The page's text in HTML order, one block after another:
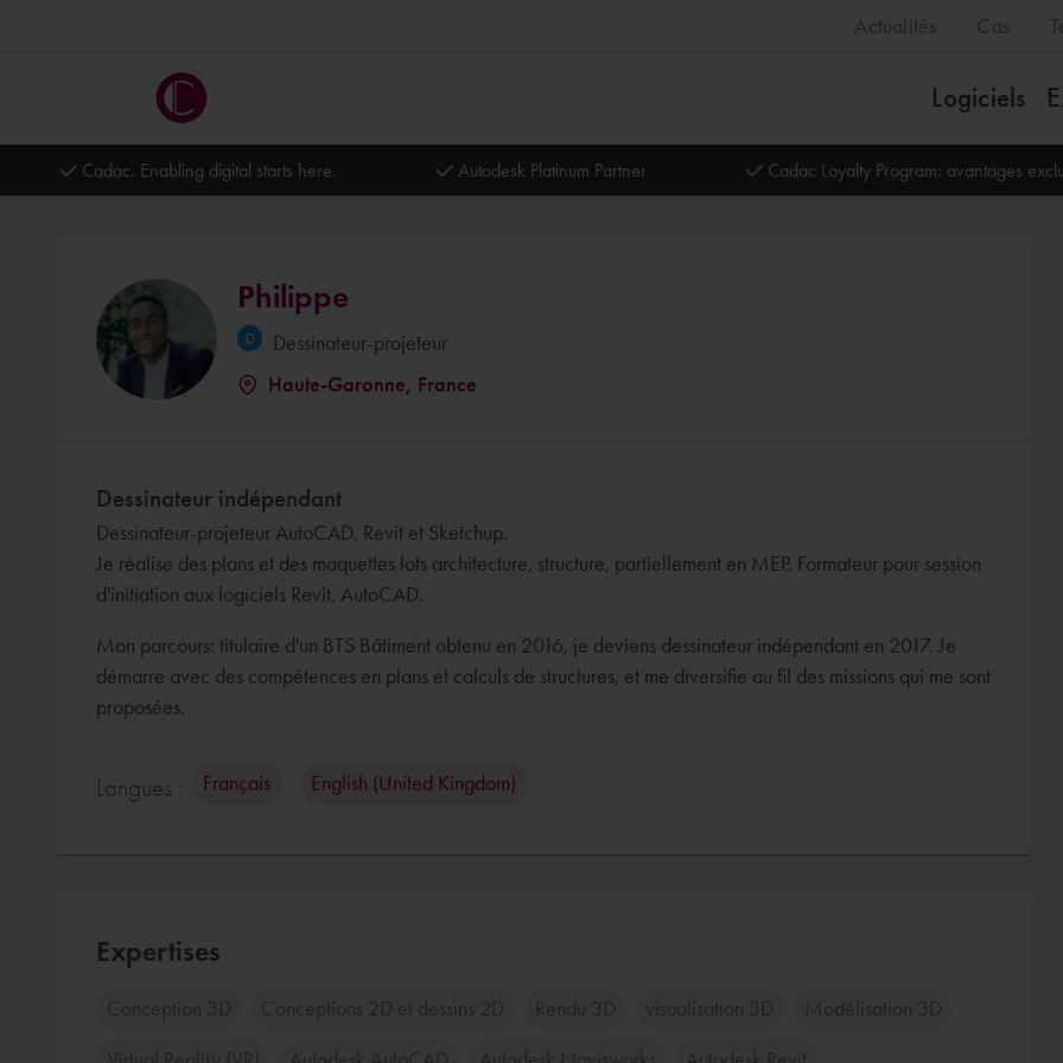
Actualités Cas
Logiciels
Cadac. Enabling digital starts here. Autodesk Platinum Partner Cadac Loyalty Program: avantages
Philippe
Dessinateur-projeteur
Haute-Garonne, France
Dessinateur indépendant
Dessinateur-projeteur AutoCAD, Revit et Sketchup.
Je réalise des plans et des maquettes lots architecture, structure, partiellement en MEP. Formateur pour session
d'initiation aux logiciels Revit, AutoCAD.
Mon parcours: titulaire d'un BTS Bâtiment obtenu en 2016, je deviens dessinateur indépendant en 2017. Je
démarre avec des compétences en plans et calculs de structures, et me diversifie au fil des missions qui me sont
proposées.
Langues : Français English (United Kingdom)
Expertises
Conception 3D Conceptions 2D et dessins 2D Rendu 3D visualisation 3D Modélisation 3D